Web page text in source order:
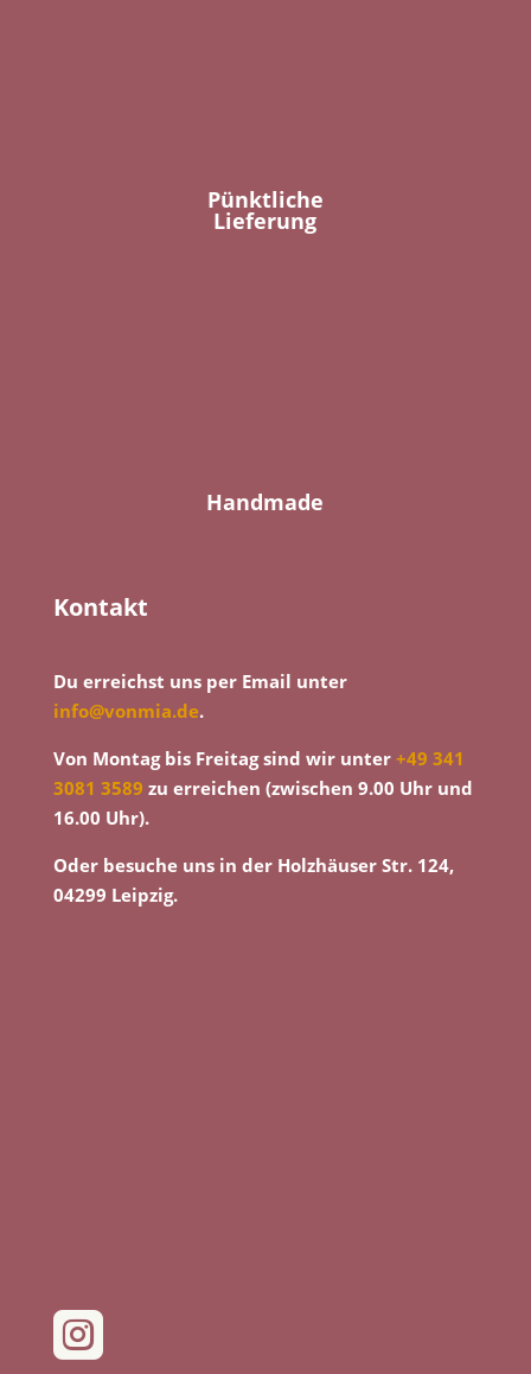
Pünktliche
Lieferung
Handmade
Kontakt
Du erreichst uns per Email unter
info@vonmia.de.
Von Montag bis Freitag sind wir unter +49 341
3081 3589 zu erreichen (zwischen 9.00 Uhr und
16.00 Uhr).
Oder besuche uns in der Holzhäuser Str. 124,
04299 Leipzig.
